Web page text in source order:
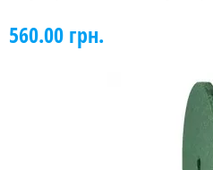
560.00 грн.